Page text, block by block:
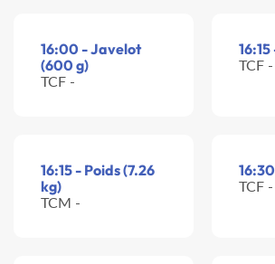
16:00 - Javelot
(600 g)
TCF -
TCF -
16:15 - Poids (7.26
kg)
TCM -
TCF -